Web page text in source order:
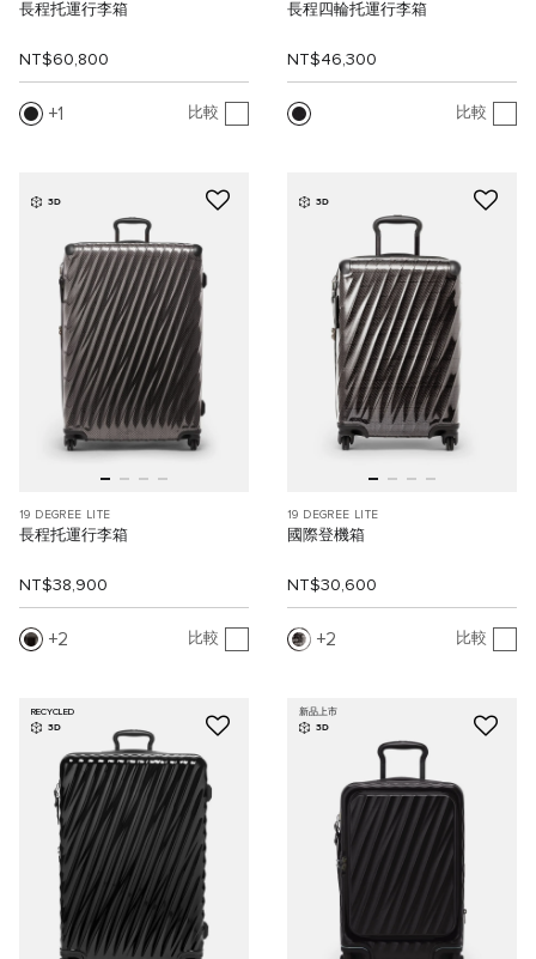
長程托運行李箱
NT$60,800
1 比較
長程四輪托運行李箱
NT$46,300
比較
3D
19 DEGREE LITE
長程托運行李箱
NT$38,900
2 比較
3D
19 DEGREE LITE
國際登機箱
NT$30,600
2 比較
RECYCLED
3D
新品上市
3D